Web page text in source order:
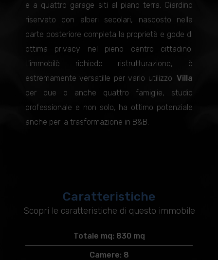
e a quattro garage siti al piano terra. Giardino
riservato con alberi secolari, nascosto nella
parte posteriore completa la proprietà e gode di
ottima privacy nel pieno centro cittadino.
L'immobilè richiede ristrutturazione, è
estremamente versatille per vario utilizzo:Villa
per due o anche quattro famiglie, studio
professionale e non solo, ha ottimo potenziale
anche per la trasformazione in B&B.
Caratteristiche
Scopri le caratteristiche di questo immobile
Totale mq: 830 mq
Camere: 8